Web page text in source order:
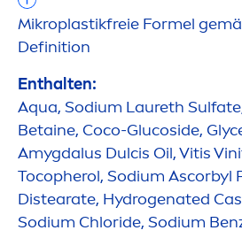
Mikroplastikfreie Formel
Definition
Enthalten:
Aqua, Sodium Laureth
Betaine, Coco-Glucoside,
Amygdalus Dulcis Oil, Vitis
Tocopherol, Sodium Ascorbyl
Distearate, Hydrogenated
Sodium Chloride, Sodium